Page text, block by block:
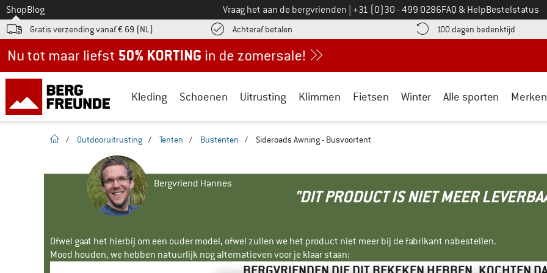
Naar
ShopBlog Vraag het aan de bergvrienden Bel ons op
+31 (0)30 - 499 0286FAQ & HelpBestelstatus
Gratis verzending vanaf € 69 (NL) Achteraf betalen vind de betalingsinformatie hier! Opent in een infovak
100 dagen bedenktijd Vind
Kleding Schoenen Uitrusting Klimmen Fietsen Winter Alle sporten Merken
Startpagina
/ Outdooruitrusting / Tenten / Bustenten / Sideroads Awning - Busvoortent
Bergvriend Hannes
"DIT PRODUCT IS NIET MEER
Ofwel gaat het hierbij om een ouder model, ofwel zullen we het product niet meer bij de fabrikant nabestellen.
Moed houden, we hebben natuurlijk nog alternatieven voor je klaar staan: